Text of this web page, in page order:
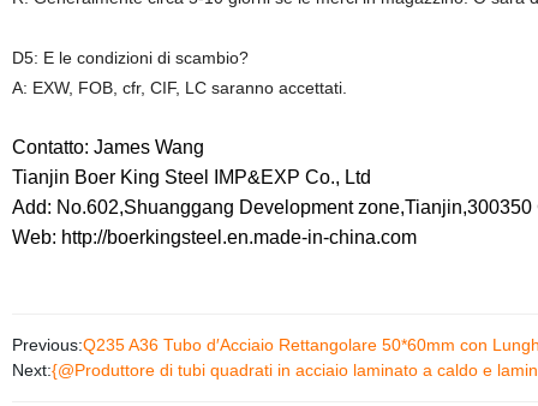
D5: E le condizioni di scambio?
A: EXW, FOB, cfr, CIF, LC saranno accettati.
Contatto: James Wang
Tianjin Boer King Steel IMP&EXP Co., Ltd
Add: No.602,Shuanggang Development zone,Tianjin,300350
Web: http://boerkingsteel.en.made-in-china.com
Previous:Q235 A36 Tubo d′Acciaio Rettangolare 50*60mm con
Next:{@Produttore di tubi quadrati in acciaio laminato a caldo e